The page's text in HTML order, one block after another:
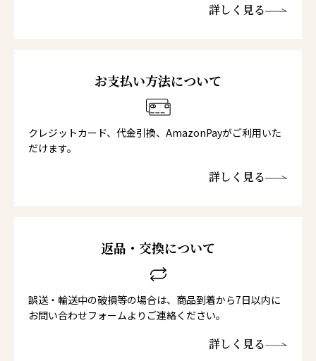
詳しく見る
お支払い方法について
クレジットカード、代金引換、AmazonPayがご利用いた
だけます。
詳しく見る
返品・交換について
誤送・輸送中の破損等の場合は、商品到着から7日以内に
お問い合わせフォームよりご連絡ください。
詳しく見る